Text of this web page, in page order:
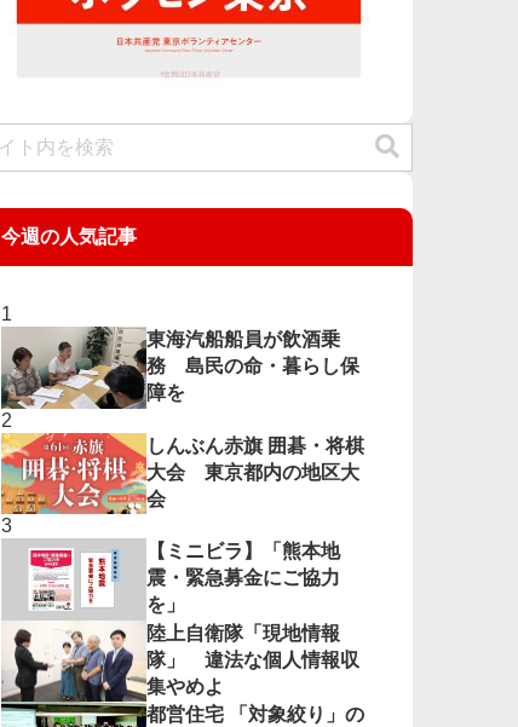
今週の人気記事
東海汽船船員が飲酒乗
務 島民の命・暮らし保
障を
しんぶん赤旗 囲碁・将棋
大会 東京都内の地区大
会
【ミニビラ】「熊本地
震・緊急募金にご協力
を」
陸上自衛隊「現地情報
隊」 違法な個人情報収
集やめよ
都営住宅 「対象絞り」の